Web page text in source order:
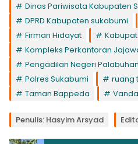
Dinas Pariwisata Kabupaten
DPRD Kabupaten sukabumi
Firman Hidayat
Kompleks Perkantoran
Pengadilan Negeri
Polres Sukabumi
ruang
Taman Bappeda
Penulis: Hasyim Arsyad